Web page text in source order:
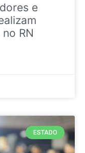
e
RN
ESTADO